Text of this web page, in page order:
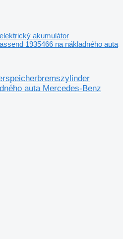
elektrický akumulátor
1935466 na nákladného auta
auta Mercedes-Benz